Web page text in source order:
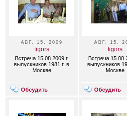
АВГ. 15, 2009
tigors
Встреча 15.08.2009 г.
выпускников 1981 г. в
Москве
Обсудить
АВГ. 15,
tigors
Встреча
выпускников
Москве
Обсудить